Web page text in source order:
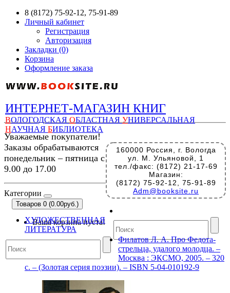
8 (8172) 75-92-12, 75-91-89
Личный кабинет
Регистрация
Авторизация
Закладки (0)
Корзина
Оформление заказа
ИНТЕРНЕТ-МАГАЗИН КНИГ
ВОЛОГОДСКАЯ ОБЛАСТНАЯ УНИВЕРСАЛЬНАЯ
НАУЧНАЯ БИБЛИОТЕКА
160000 Россия, г. Вологда
ул. М. Ульяновой, 1
тел./факс: (8172) 21-17-69
Магазин:
(8172) 75-92-12, 75-91-89
Adm@booksite.ru
Уважаемые покупатели!
Заказы обрабатываются
понедельник – пятница с
9.00 до 17.00
Категории
Товаров 0 (0.00руб.)
Ваша корзина пуста!
ХУДОЖЕСТВЕННАЯ
ЛИТЕРАТУРА
Филатов Л. А. Про Федота-
стрельца, удалого молодца. –
Москва : ЭКСМО, 2005. – 320
с. – (Золотая серия поэзии). – ISBN 5-04-010192-9